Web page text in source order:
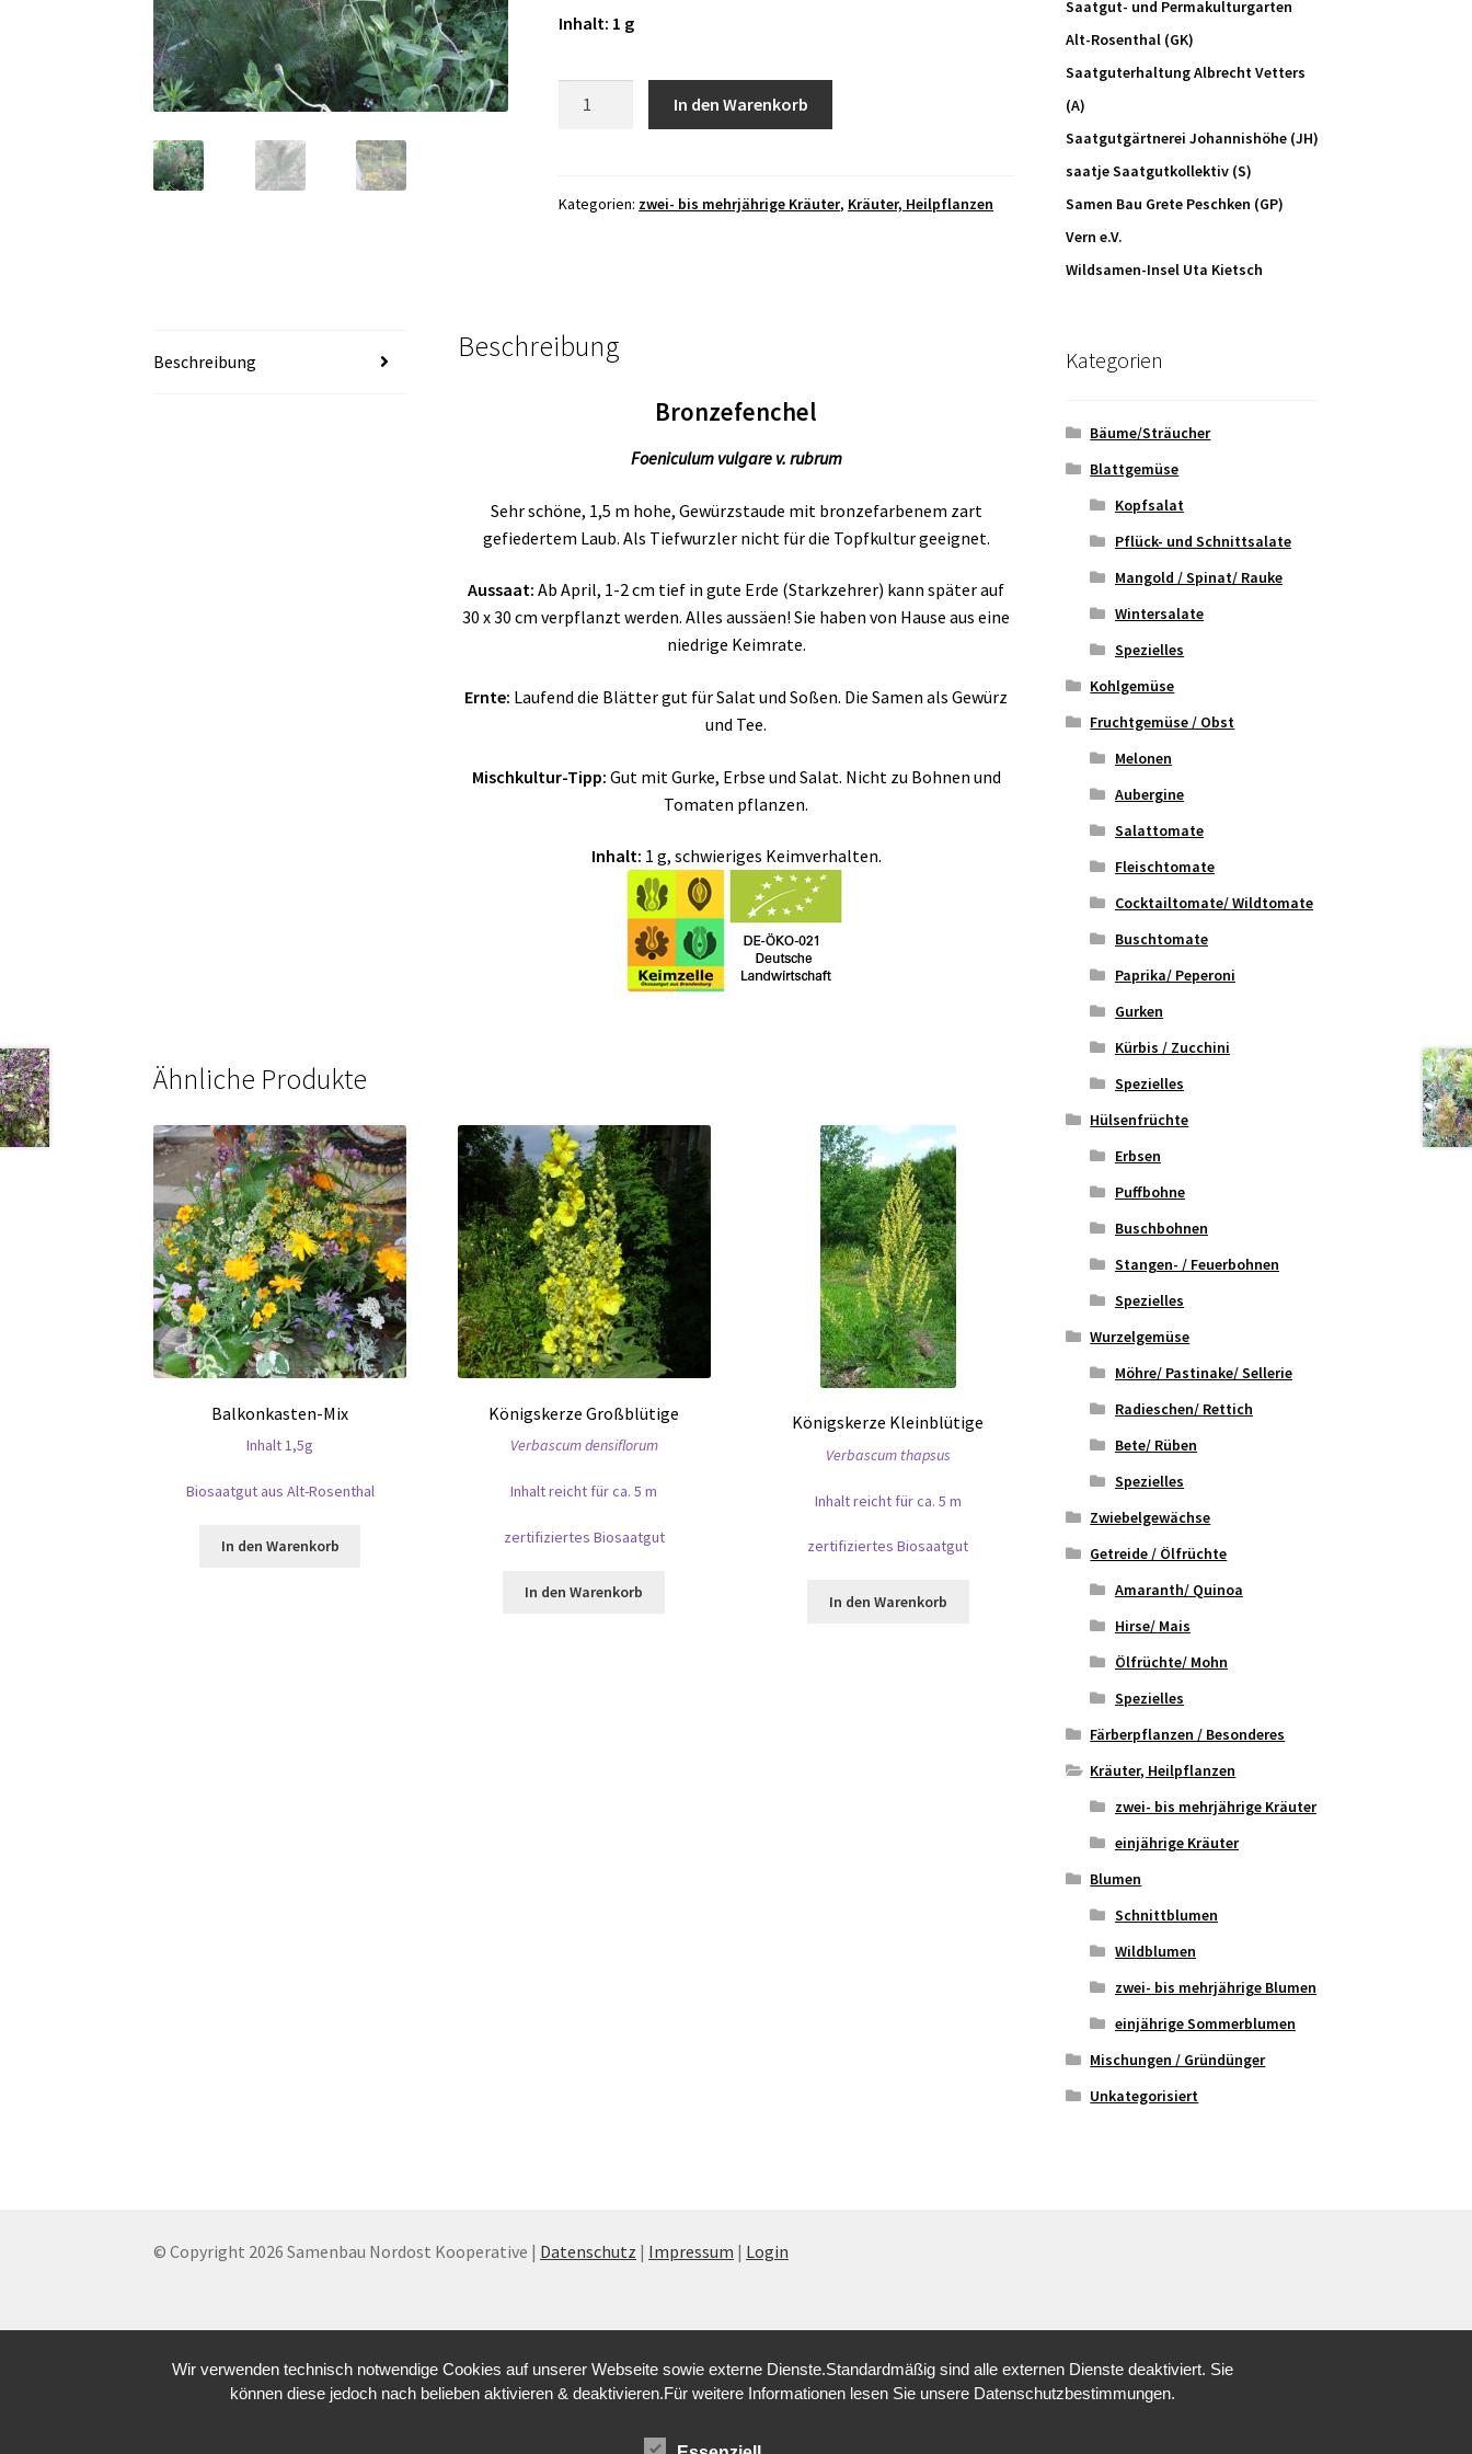
Inhalt: 1 g
In den Warenkorb
Kategorien: zwei- bis mehrjährige Kräuter, Kräuter, Heilpflanzen
Beschreibung Beschreibung
Bronzefenchel
Foeniculum vulgare v. rubrum
Sehr schöne, 1,5 m hohe, Gewürzstaude mit bronzefarbenem zart
gefiedertem Laub. Als Tiefwurzler nicht für die Topfkultur geeignet.
Aussaat: Ab April, 1-2 cm tief in gute Erde (Starkzehrer) kann später auf
30 x 30 cm verpflanzt werden. Alles aussäen! Sie haben von Hause aus eine
niedrige Keimrate.
Ernte: Laufend die Blätter gut für Salat und Soßen. Die Samen als Gewürz
und Tee.
Mischkultur-Tipp: Gut mit Gurke, Erbse und Salat. Nicht zu Bohnen und
Tomaten pflanzen.
Inhalt: 1 g, schwieriges Keimverhalten.
Ähnliche Produkte
Balkonkasten-Mix
Inhalt 1,5g
Biosaatgut aus Alt-Rosenthal
In den Warenkorb
Königskerze Großblütige
Verbascum densiflorum
Inhalt reicht für ca. 5 m
zertifiziertes Biosaatgut
In den Warenkorb
Königskerze Kleinblütige
Verbascum thapsus
Inhalt reicht für ca. 5 m
zertifiziertes Biosaatgut
In den Warenkorb
Saatgut- und Permakulturgarten
Alt-Rosenthal (GK)
Saatguterhaltung Albrecht Vetters
(A)
Saatgutgärtnerei Johannishöhe (JH)
saatje Saatgutkollektiv (S)
Samen Bau Grete Peschken (GP)
Vern e.V.
Wildsamen-Insel Uta Kietsch
Kategorien
Bäume/Sträucher
Blattgemüse
Kopfsalat
Pflück- und Schnittsalate
Mangold / Spinat/ Rauke
Wintersalate
Spezielles
Kohlgemüse
Fruchtgemüse / Obst
Melonen
Aubergine
Salattomate
Fleischtomate
Cocktailtomate/ Wildtomate
Buschtomate
Paprika/ Peperoni
Gurken
Kürbis / Zucchini
Spezielles
Hülsenfrüchte
Erbsen
Puffbohne
Buschbohnen
Stangen- / Feuerbohnen
Spezielles
Wurzelgemüse
Möhre/ Pastinake/ Sellerie
Radieschen/ Rettich
Bete/ Rüben
Spezielles
Zwiebelgewächse
Getreide / Ölfrüchte
Amaranth/ Quinoa
Hirse/ Mais
Ölfrüchte/ Mohn
Spezielles
Färberpflanzen / Besonderes
Kräuter, Heilpflanzen
zwei- bis mehrjährige Kräuter
einjährige Kräuter
Blumen
Schnittblumen
Wildblumen
zwei- bis mehrjährige Blumen
einjährige Sommerblumen
Mischungen / Gründünger
Unkategorisiert
© Copyright 2026 Samenbau Nordost Kooperative | Datenschutz | Impressum | Login
Wir verwenden technisch notwendige Cookies auf unserer Webseite sowie externe Dienste.Standardmäßig sind alle externen Dienste deaktiviert. Sie
können diese jedoch nach belieben aktivieren & deaktivieren.Für weitere Informationen lesen Sie unsere Datenschutzbestimmungen.